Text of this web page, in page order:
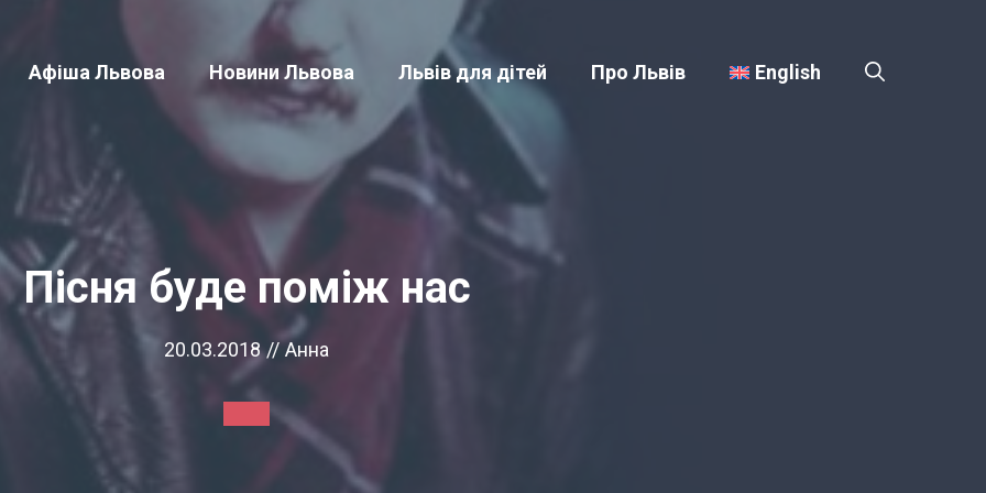
Афіша Львова Новини Львова Львів для дітей Про Львів English
Пісня буде поміж нас
20.03.2018 // Анна